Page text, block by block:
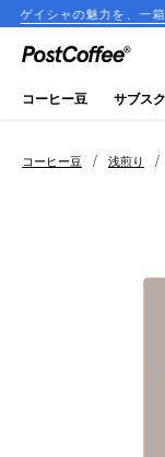
力を、一箱に詰め込ん
close
ログイン
新規会員登録
コーヒー豆 / 浅煎り /
コーヒー豆 サブスク